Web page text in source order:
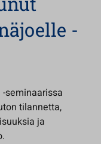
-
-seminaarissa
tilannetta,
ja